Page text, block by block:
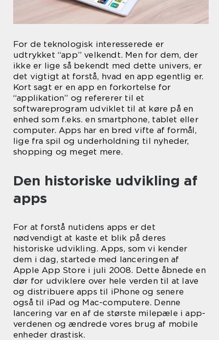
For de teknologisk interesserede er
udtrykket “app” velkendt. Men for dem, der
ikke er lige så bekendt med dette univers, er
det vigtigt at forstå, hvad en app egentlig er.
Kort sagt er en app en forkortelse for
“applikation” og refererer til et
softwareprogram udviklet til at køre på en
enhed som f.eks. en smartphone, tablet eller
computer. Apps har en bred vifte af formål,
lige fra spil og underholdning til nyheder,
shopping og meget mere.
Den historiske udvikling af
apps
For at forstå nutidens apps er det
nødvendigt at kaste et blik på deres
historiske udvikling. Apps, som vi kender
dem i dag, startede med lanceringen af
Apple App Store i juli 2008. Dette åbnede en
dør for udviklere over hele verden til at lave
og distribuere apps til iPhone og senere
også til iPad og Mac-computere. Denne
lancering var en af de største milepæle i app-
verdenen og ændrede vores brug af mobile
enheder drastisk.